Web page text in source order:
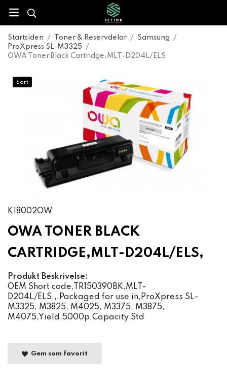
Startsiden / Toner & Reservdelar / Samsung
/
ProXpress SL-M3325
/
OWA Toner Black Cartridge,MLT-D204L/ELS,
Sort
K18002OW
OWA TONER BLACK
CARTRIDGE,MLT-D204L/ELS,
Produkt Beskrivelse:
OEM Short code,TR150390BK,MLT-
D204L/ELS,,,Packaged for use in,ProXpress SL-
M3325, M3825, M4025, M3375, M3875,
M4075,Yield,5000p,Capacity Std
Gem som favorit